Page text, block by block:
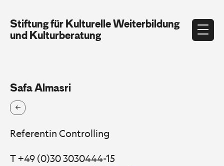
Stiftung für Kulturelle Weiterbildung
und Kulturberatung
Safa Almasri
Referentin Controlling
T +49 (0)30 3030444-15